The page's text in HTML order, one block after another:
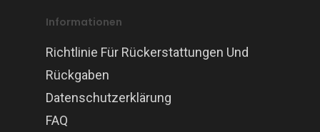
Informationen
Richtlinie Für Rückerstattungen Und
Rückgaben
Datenschutzerklärung
FAQ